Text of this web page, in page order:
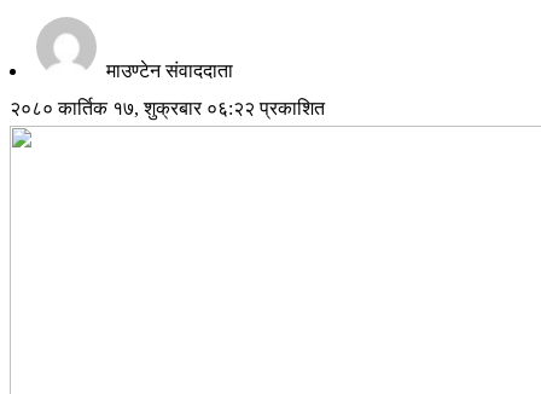
माउण्टेन संवाददाता
२०८० कार्तिक १७, शुक्रबार ०६:२२ प्रकाशित